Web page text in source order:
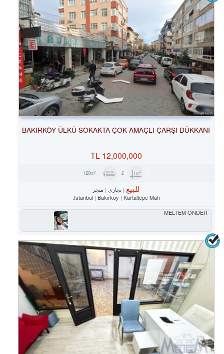
BAKIRKÖY ÜLKÜ SOKAKTA ÇOK AMAÇLI ÇARŞI DÜKKANI
TL12,000,000
2
للبيع تجاري
متجر
Istanbul Bakırköy
Kartaltepe Mah.
MELTEM ÖNDER